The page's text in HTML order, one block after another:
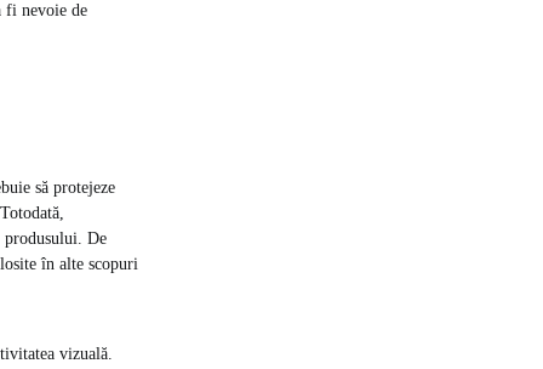
fi nevoie de
să protejeze
produsului. De
în alte scopuri
vizuală.